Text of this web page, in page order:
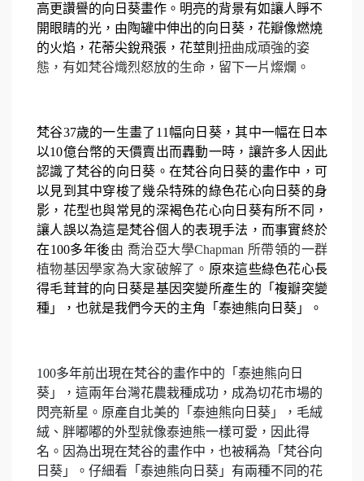
高更讚譽的向日葵畫作。明亮的背景有如讓人睜不
開眼睛的光，由陶罐中伸出的向日葵，花瓣像燃燒
的火焰，花蒂尖銳飛張，花莖則 扭曲成頑強的姿
態，有如梵谷熾烈怒放的生命，留下一片燦爛。
梵谷37歲的一生畫了11幅向日葵，其中一幅在日本
以10億台幣的天價賣出而轟動一時，讓許多人因此
認識了梵谷的向日葵。在梵谷向日葵的畫作中，可
以見到其中穿梭了幾朵特殊的綠色花心向日葵的身
影，花型也與常見的深褐色花心向日葵有所不同，
讓人誤以為這是梵谷個人的表現手法，而事實終於
在100多年後由 喬治亞大學Chapman 所帶領的一群
植物基因學家為大家破解了。 原來這些綠色花心長
得毛茸茸的向日葵是基因突變所產生的「複瓣突變
種」，也就是我們今天的主角「泰迪熊向日葵」。
100多年前出現在梵谷的畫作中的「泰迪熊向日
葵」，這兩年台灣花農栽種成功，成為切花市場的
閃亮新星。原產自北美的「泰迪熊向日葵」，毛絨
絨、胖嘟嘟的外型就像泰迪熊一樣可愛，因此得
名。因為出現在梵谷的畫作中，也被稱為「梵谷向
日葵」。仔細看「泰迪熊向日葵」有兩種不同的花